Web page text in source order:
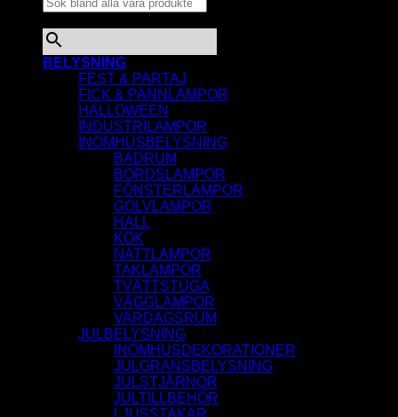
BELYSNING
FEST & PARTAJ
FICK & PANNLAMPOR
HALLOWEEN
INDUSTRILAMPOR
INOMHUSBELYSNING
BADRUM
BORDSLAMPOR
FÖNSTERLAMPOR
GOLVLAMPOR
HALL
KÖK
NATTLAMPOR
TAKLAMPOR
TVÄTTSTUGA
VÄGGLAMPOR
VARDAGSRUM
JULBELYSNING
INOMHUSDEKORATIONER
JULGRANSBELYSNING
JULSTJÄRNOR
JULTILLBEHÖR